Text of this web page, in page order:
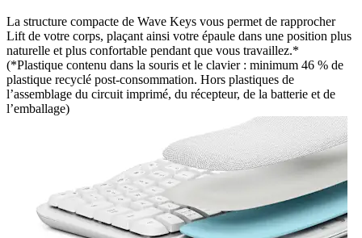
La structure compacte de Wave Keys vous permet de rapprocher
Lift de votre corps, plaçant ainsi votre épaule dans une position plus
naturelle et plus confortable pendant que vous travaillez.*
(*Plastique contenu dans la souris et le clavier : minimum 46 % de
plastique recyclé post-consommation. Hors plastiques de
l’assemblage du circuit imprimé, du récepteur, de la batterie et de
l’emballage)